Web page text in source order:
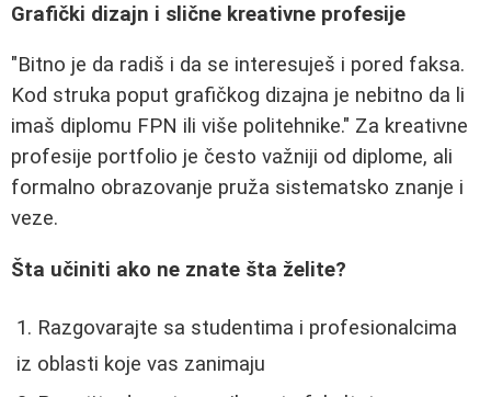
Grafički dizajn i slične kreativne profesije
"Bitno je da radiš i da se interesuješ i pored faksa.
Kod struka poput grafičkog dizajna je nebitno da li
imaš diplomu FPN ili više politehnike." Za kreativne
profesije portfolio je često važniji od diplome, ali
formalno obrazovanje pruža sistematsko znanje i
veze.
Šta učiniti ako ne znate šta želite?
Razgovarajte sa studentima i profesionalcima
iz oblasti koje vas zanimaju